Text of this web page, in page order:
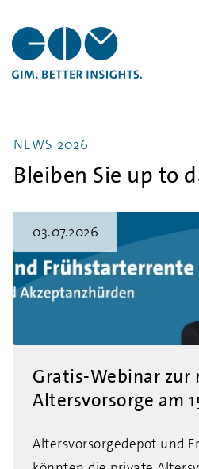
NEWS 2026
Bleiben Sie up to
03.07.2026
Gratis-Webinar zur
Altersvorsorge am
Altersvorsorgedepot und